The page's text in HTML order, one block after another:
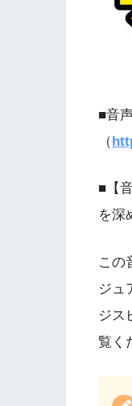
■音
（
■【
を深
この
ジュ
ジス
覧く